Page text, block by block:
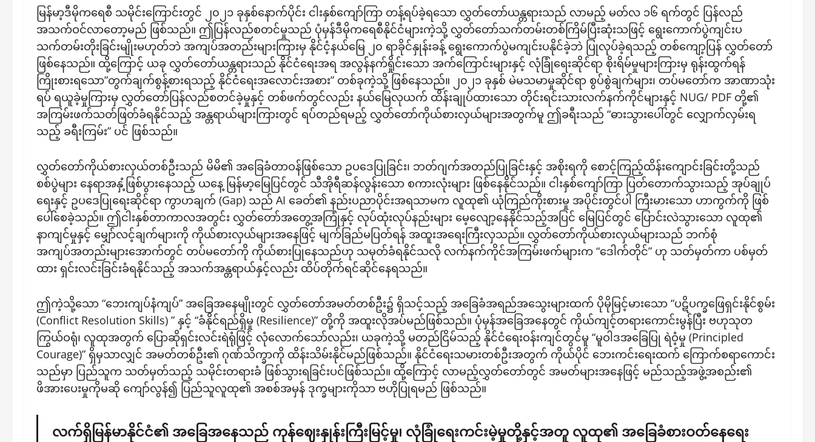
မြန်မာ့ဒီမိုကရေစီ သမိုင်းကြောင်းတွင် ၂၀၂၁ ခုနှစ်နောက်ပိုင်း ငါးနှစ်ကျော်ကြာ တန့်ရပ်ခဲ့ရသော လွှတ်တော်ယန္တရားသည် လာမည့် မတ်လ ၁၆ ရက်တွင် ပြန်လည်
အသက်ဝင်လာတော့မည် ဖြစ်သည်။ ဤပြန်လည်စတင်မှုသည် ပုံမှန်ဒီမိုကရေစီနိုင်ငံများကဲ့သို့ လွှတ်တော်သက်တမ်းတစ်ကြိမ်ပြီးဆုံးသဖြင့် ရွေးကောက်ပွဲကျင်းပ
သက်တမ်းတိုးခြင်းမျိုးမဟုတ်ဘဲ အကျပ်အတည်းများကြားမှ နိုင်ငံ့နယ်မြေ ၂၀ ရာခိုင်နှုန်းခန့် ရွေးကောက်ပွဲမကျင်းပနိုင်ခဲ့ဘဲ ပြုလုပ်ခဲ့ရသည့် တစ်ကျော့ပြန် လွှတ်တော်
ဖြစ်နေသည်။ ထို့ကြောင့် ယခု လွှတ်တော်ယန္တရားသည် နိုင်ငံရေးအရ အလွန်နက်ရှိုင်းသော အက်ကြောင်းများနှင့် လုံခြုံရေးဆိုင်ရာ စိုးရိမ်မှုများကြားမှ ရုန်းထွက်ရန်
ကြိုးစားရသော”တွက်ချက်စွန့်စားရသည့် နိုင်ငံရေးအလောင်းအစား” တစ်ခုကဲ့သို့ ဖြစ်နေသည်။ ၂၀၂၁ ခုနှစ် မဲမသမာမှုဆိုင်ရာ စွပ်စွဲချက်များ၊ တပ်မတော်က အာဏာသုံး
ရပ် ရယူခဲ့မှုကြားမှ လွှတ်တော်ပြန်လည်စတင်ခဲ့မှုနှင့် တစ်ဖက်တွင်လည်း နယ်မြေလုယက် ထိန်းချုပ်ထားသော တိုင်းရင်းသားလက်နက်ကိုင်များနှင့် NUG/ PDF တို့၏
အကြမ်းဖက်သတ်ဖြတ်ခံရနိုင်သည့် အန္တရာယ်များကြားတွင် ရပ်တည်ရမည့် လွှတ်တော်ကိုယ်စားလှယ်များအတွက်မူ ဤခရီးသည် “ဓားသွားပေါ်တွင် လျှောက်လှမ်းရ
သည့် ခရီးကြမ်း” ပင် ဖြစ်သည်။
လွှတ်တော်ကိုယ်စားလှယ်တစ်ဦးသည် မိမိ၏ အခြေခံတာဝန်ဖြစ်သော ဥပဒေပြုခြင်း၊ ဘတ်ဂျက်အတည်ပြုခြင်းနှင့် အစိုးရကို စောင့်ကြည့်ထိန်းကျောင်းခြင်းတို့သည်
စစ်ပွဲများ နေရာအနှံ့ဖြစ်ပွားနေသည့် ယနေ့ မြန်မာ့မြေပြင်တွင် သီအိုရီဆန်လွန်းသော စကားလုံးများ ဖြစ်နေနိုင်သည်။ ငါးနှစ်ကျော်ကြာ ပြတ်တောက်သွားသည့် အုပ်ချုပ်
ရေးနှင့် ဥပဒေပြုရေးဆိုင်ရာ ကွာဟချက် (Gap) သည် AI ခေတ်၏ နည်းပညာပိုင်းအရသာမက လူထု၏ ယုံကြည်ကိုးစားမှု အပိုင်းတွင်ပါ ကြီးမားသော ဟာကွက်ကို ဖြစ်
ပေါ်စေခဲ့သည်။ ဤငါးနှစ်တာကာလအတွင်း လွှတ်တော်အတွေ့အကြုံနှင့် လုပ်ထုံးလုပ်နည်းများ မေ့လျော့နေနိုင်သည့်အပြင် မြေပြင်တွင် ပြောင်းလဲသွားသော လူထု၏
နာကျင်မှုနှင့် မျှော်လင့်ချက်များကို ကိုယ်စားလှယ်များအနေဖြင့် မျက်ခြည်မပြတ်ရန် အထူးအရေးကြီးလှသည်။ လွှတ်တော်ကိုယ်စားလှယ်များသည် ဘက်စုံ
အကျပ်အတည်းများအောက်တွင် တပ်မတော်ကို ကိုယ်စားပြုနေသည်ဟု သမုတ်ခံရနိုင်သလို လက်နက်ကိုင်အကြမ်းဖက်များက “ဒေါက်တိုင်” ဟု သတ်မှတ်ကာ ပစ်မှတ်
ထား ရှင်းလင်းခြင်းခံရနိုင်သည့် အသက်အန္တရာယ်နှင့်လည်း ထိပ်တိုက်ရင်ဆိုင်နေရသည်။
ဤကဲ့သို့သော “ဘေးကျပ်နံကျပ်” အခြေအနေမျိုးတွင် လွှတ်တော်အမတ်တစ်ဦး၌ ရှိသင့်သည့် အခြေခံအရည်အသွေးများထက် ပိုမိုမြင့်မားသော “ပဋိပက္ခဖြေရှင်းနိုင်စွမ်း
(Conflict Resolution Skills) ” နှင့် “ခံနိုင်ရည်ရှိမှု (Resilience)” တို့ကို အထူးလိုအပ်မည်ဖြစ်သည်။ ပုံမှန်အခြေအနေတွင် ကိုယ်ကျင့်တရားကောင်းမွန်ပြီး ဗဟုသုတ
ကြွယ်ဝရုံ၊ လူထုအတွက် ပြောဆိုရှင်းလင်းရဲရုံဖြင့် လုံလောက်သော်လည်း၊ ယခုကဲ့သို့ မတည်ငြိမ်သည့် နိုင်ငံရေးဝန်းကျင်တွင်မူ “မူဝါဒအခြေပြု ရဲဝံ့မှု (Principled
Courage)” ရှိမှသာလျှင် အမတ်တစ်ဦး၏ ဂုဏ်သိက္ခာကို ထိန်းသိမ်းနိုင်မည်ဖြစ်သည်။ နိုင်ငံရေးသမားတစ်ဦးအတွက် ကိုယ်ပိုင် ဘေးကင်းရေးထက် ကြောက်စရာကောင်း
သည်မှာ ပြည်သူက သတ်မှတ်သည့် သမိုင်းတရားခံ ဖြစ်သွားရခြင်းပင်ဖြစ်သည်။ ထို့ကြောင့် လာမည့်လွှတ်တော်တွင် အမတ်များအနေဖြင့် မည်သည့်အဖွဲ့အစည်း၏
ဖိအားပေးမှုကိုမဆို ကျော်လွန်၍ ပြည်သူလူထု၏ အစစ်အမှန် ဒုက္ခများကိုသာ ဗဟိုပြုရမည် ဖြစ်သည်။
လက်ရှိမြန်မာနိုင်ငံ၏ အခြေအနေသည် ကုန်ဈေးနှုန်းကြီးမြင့်မှု၊ လုံခြုံရေးကင်းမဲ့မှုတို့နှင့်အတူ လူထု၏ အခြေခံစားဝတ်နေရေး